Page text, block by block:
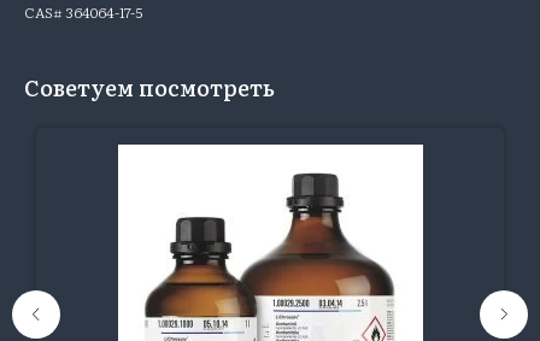
CAS# 364064-17-5
Советуем посмотреть